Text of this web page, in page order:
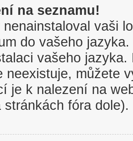
na seznamu!
vaši
do vašeho
vašeho
neexistuje, můžete
je k nalezení na
fóra dole).